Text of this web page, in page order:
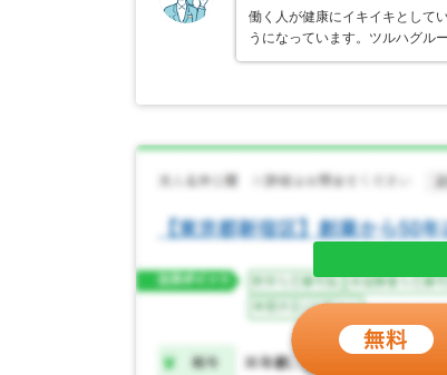
働く人が健康にイキイキとして
うになっています。ツルハグル